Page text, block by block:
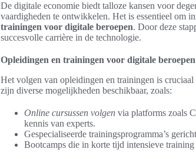
De digitale economie biedt talloze kansen voor
vaardigheden te ontwikkelen. Het is essentieel om
trainingen voor digitale beroepen. Door deze
succesvolle carrière in de technologie.
Opleidingen en trainingen voor digitale beroepen
Het volgen van opleidingen en trainingen is
zijn diverse mogelijkheden beschikbaar, zoals:
Online cursussen volgen via platforms zoals
kennis van experts.
Gespecialiseerde trainingsprogramma’s
Bootcamps die in korte tijd intensieve